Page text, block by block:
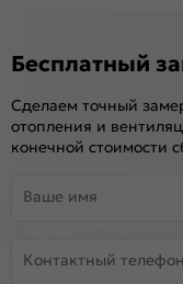
Бесплатный
Сделаем точный
отопления и
конечной стоимости
Ваше имя
Контактный